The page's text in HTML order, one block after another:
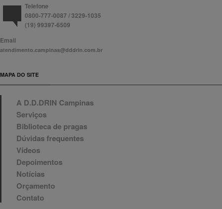
Telefone
0800-777-0087 / 3229-1035
(19) 99397-6509
Email
atendimento.campinas@dddrin.com.br
MAPA DO SITE
A D.D.DRIN Campinas
Serviços
Biblioteca de pragas
Dúvidas frequentes
Vídeos
Depoimentos
Notícias
Orçamento
Contato